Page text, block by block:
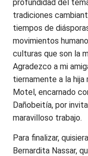
profundidad del
tradiciones
tiempos de
movimientos
culturas que son la
Agradezco a mi
tiernamente a la hija
Motel, encarnado
Dañobeitía, por
maravilloso trabajo.
Para finalizar,
Bernardita Nassar,